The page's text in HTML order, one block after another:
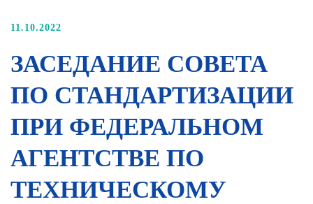
11.10.2022
ЗАСЕДАНИЕ СОВЕТА
ПО СТАНДАРТИЗАЦИИ
ПРИ ФЕДЕРАЛЬНОМ
АГЕНТСТВЕ ПО
ТЕХНИЧЕСКОМУ